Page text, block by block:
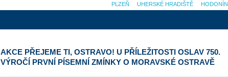
AKCE PŘEJEME TI, OSTRAVO! U PŘÍLEŽITOSTI OSLAV 750.
VÝROČÍ PRVNÍ PÍSEMNÍ ZMÍNKY O MORAVSKÉ OSTRAVĚ
HODONÍN
UHERSKÉ HRADIŠTĚ
PLZEŇ